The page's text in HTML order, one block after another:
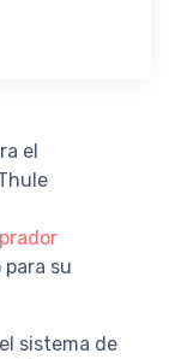
el
para su
sistema de